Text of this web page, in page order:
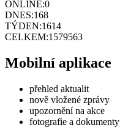
ONLINE:0
DNES:168
TÝDEN:1614
CELKEM:1579563
Mobilní aplikace
přehled aktualit
nově vložené zprávy
upozornění na akce
fotografie a dokumenty